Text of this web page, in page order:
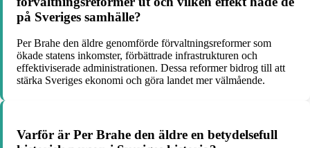
på Sveriges samhälle?
Per Brahe den äldre genomförde förvaltningsreformer som
ökade statens inkomster, förbättrade infrastrukturen och
effektiviserade administrationen. Dessa reformer bidrog till att
stärka Sveriges ekonomi och göra landet mer välmående.
Varför är Per Brahe den äldre en betydelsefull